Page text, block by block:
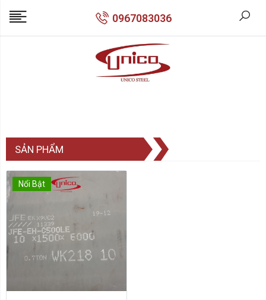
0967083036
SẢN PHẨM
Nổi Bật